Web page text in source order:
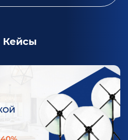
Кейсы